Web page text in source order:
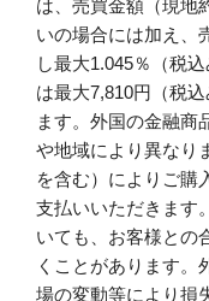
は、売買金額（現地
いの場合には加え、
し最大1.045％（税
は最大7,810円（税
ます。外国の金融商
や地域により異なり
を含む）によりご購
支払いいただきます
いても、お客様との
くことがあります。
場の変動等により損